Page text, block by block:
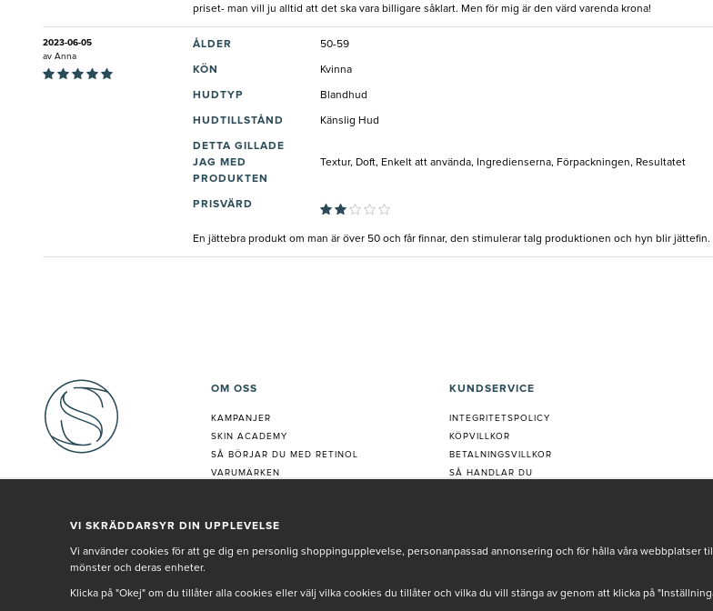
priset- man vill ju alltid att det ska vara billigare såklart. Men för mig är den värd varenda krona!
2023-06-05
av Anna
ÅLDER 50-59
KÖN Kvinna
HUDTYP Blandhud
HUDTILLSTÅND Känslig Hud
DETTA GILLADE
JAG MED
PRODUKTEN
Textur, Doft, Enkelt att använda, Ingredienserna, Förpackningen, Resultatet
PRISVÄRD
En jättebra produkt om man är över 50 och får finnar, den stimulerar talg produktionen och hyn blir jättefin.
OM OSS
KAMPANJER
SKIN ACADEMY
SÅ BÖRJAR DU MED RETINOL
VARUMÄRKEN
VÅR PERSONAL
KUNDSERVICE
INTEGRITETSPOLICY
KÖPVILLKOR
BETALNINGSVILLKOR
SÅ HANDLAR DU
REKLAMATION
VI SKRÄDDARSYR DIN UPPLEVELSE
Vi använder cookies för att ge dig en personlig shoppingupplevelse, personanpassad annonsering och för hålla våra webbplatser
mönster och deras enheter.
Klicka på "Okej" om du tillåter alla cookies eller välj vilka cookies du tillåter och vilka du vill stänga av genom att klicka på